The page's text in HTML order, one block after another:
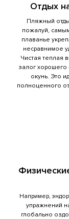
шампура для
жидкость для
уголь для
казан для
дрова для
Отдых
Пляжный
пожалуй,
плаванье
несравнимое
Чистая теплая
залог хорошего
окунь. Это
полноценного
Например,
упражнений
глобально